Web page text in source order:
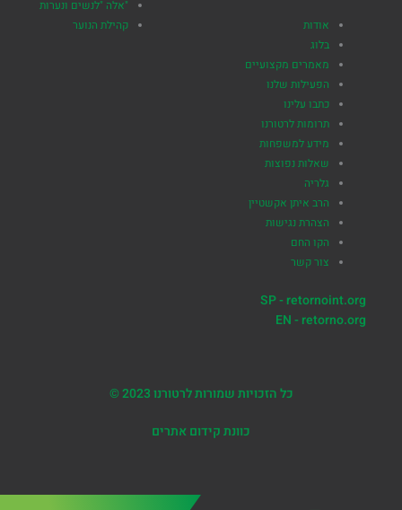
אודות
בלוג
מאמרים מקצועיים
הפעילות שלנו
כתבו עלינו
תרומות לרטורנו
מידע למשפחות
שאלות נפוצות
גלריה
הרב איתן אקשטיין
הצהרת נגישות
הקו החם
צור קשר
SP - retornoint.org
EN - retorno.org
"אלה "לנשים ונערות
קהילת הנוער
כל הזכויות שמורות לרטורנו 2023 ©
כוונת קידום אתרים